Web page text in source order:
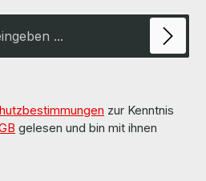
zur Kenntnis
gelesen und bin mit ihnen